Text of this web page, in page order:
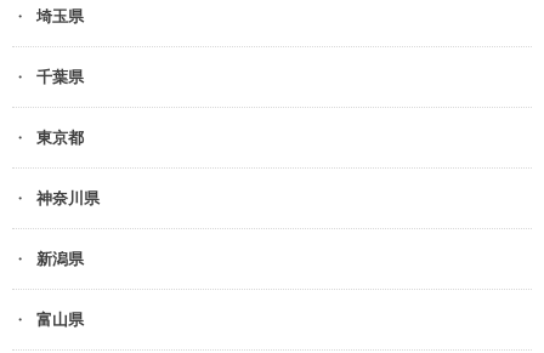
埼玉県
千葉県
東京都
神奈川県
新潟県
富山県